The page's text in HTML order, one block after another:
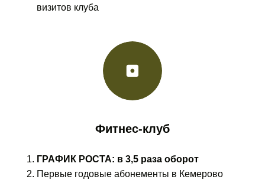
визитов клуба
Фитнес-клуб
ГРАФИК РОСТА: в 3,5 раза оборот
Первые годовые абонементы в Кемерово